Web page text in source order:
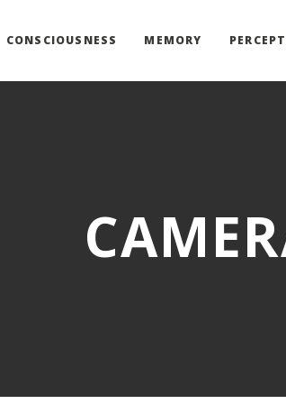
CONSCIOUSNESS MEMORY